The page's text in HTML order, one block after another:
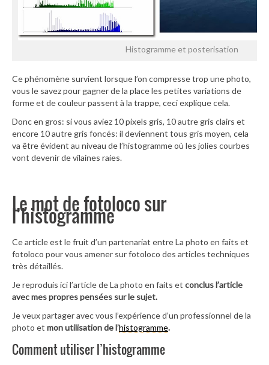
Histogramme et posterisation
Ce phénomène survient lorsque l’on compresse trop une photo,
vous le savez pour gagner de la place les petites variations de
forme et de couleur passent à la trappe, ceci explique cela.
Donc en gros: si vous aviez 10 pixels gris, 10 autre gris clairs et
encore 10 autre gris foncés: il deviennent tous gris moyen, cela
va être évident au niveau de l’histogramme où les jolies courbes
vont devenir de vilaines raies.
Le mot de fotoloco sur
l’histogramme
Ce article est le fruit d’un partenariat entre La photo en faits et
fotoloco pour vous amener sur fotoloco des articles techniques
très détaillés.
Je reproduis ici l’article de La photo en faits et conclus l’article
avec mes propres pensées sur le sujet.
Je veux partager avec vous l’expérience d’un professionnel de la
photo et mon utilisation de l’histogramme.
Comment utiliser l’histogramme